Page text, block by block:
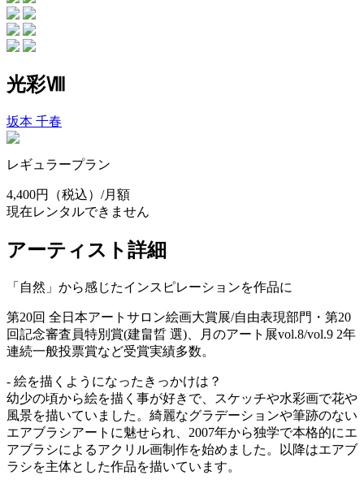
光彩Ⅷ
坂本 千春
レギュラープラン
4,400円
（税込）/月額
現在レンタルできません
アーティスト詳細
「自然」から感じたインスピレーションを作品に
第20回 全日本アートサロン絵画大賞展/自由表現部門・第20
回記念審査員特別賞(建畠晢 選)、月のアート展vol.8/vol.9 2年
連続一般投票賞など受賞実績多数。
- 絵を描くようになったきっかけは？
幼少の頃から絵を描く事が好きで、スケッチや水彩画で花や
風景を描いていました。綺麗なグラデーションや筆跡のない
エアブラシアートに魅せられ、2007年から独学で本格的にエ
アブラシによるアクリル画制作を始めました。以降はエアブ
ラシを主体とした作品を描いています。